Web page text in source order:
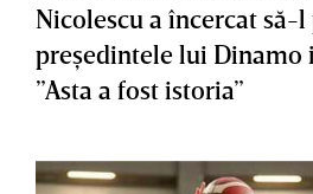
Nicolescu a încercat să-l
preşedintele lui Dinamo
”Asta a fost istoria”